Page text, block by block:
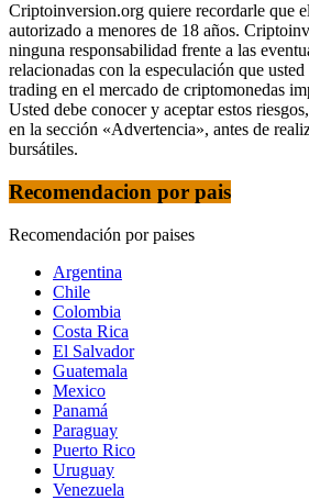
Criptoinversion.org quiere recordarle que
autorizado a menores de 18 años.
ninguna responsabilidad frente a las
relacionadas con la especulación que
trading en el mercado de criptomonedas
Usted debe conocer y aceptar estos
en la sección «Advertencia», antes de
bursátiles.
Recomendacion por pais
Recomendación por paises
Argentina
Chile
Colombia
Costa Rica
El Salvador
Guatemala
Mexico
Panamá
Paraguay
Puerto Rico
Uruguay
Venezuela